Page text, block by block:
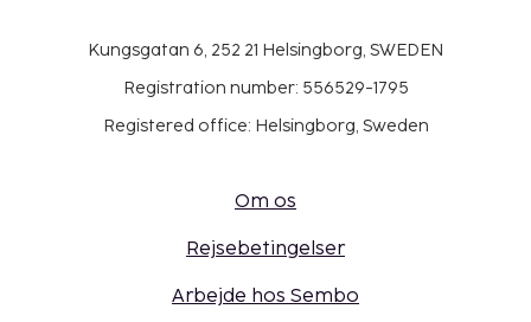
Kungsgatan 6, 252 21 Helsingborg, SWEDEN
Registration number: 556529-1795
Registered office: Helsingborg, Sweden
Om os
Rejsebetingelser
Arbejde hos Sembo